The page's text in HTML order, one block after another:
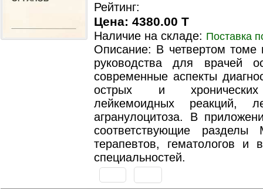
Рейтинг:
Цена: 4380.00 T
Наличие на складе: Поставка
Описание: В четвертом томе
руководства для врачей
современные аспекты
острых и
лейкемоидных реакций,
агранулоцитоза. В
соответствующие
терапевтов, гематологов и
специальностей.